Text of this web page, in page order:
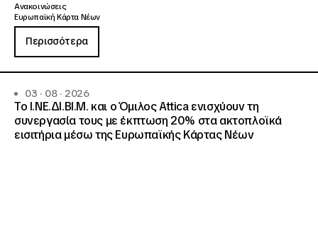
Ανακοινώσεις
Ευρωπαϊκή Κάρτα Νέων
Περισσότερα
03 · 08 · 2026
Το Ι.ΝΕ.ΔΙ.ΒΙ.Μ. και o Όμιλος Attica ενισχύουν τη
συνεργασία τους με έκπτωση 20% στα ακτοπλοϊκά
εισιτήρια μέσω της Ευρωπαϊκής Κάρτας Νέων